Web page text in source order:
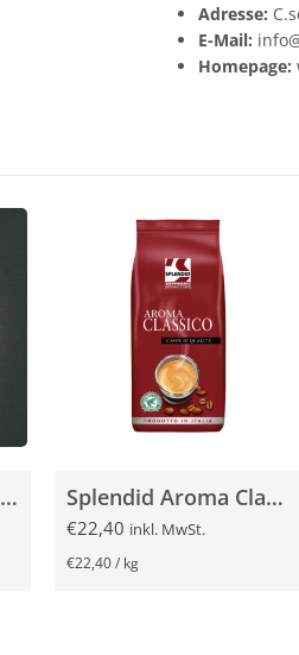
Adresse:
E-Mail:
Homepage:
Nestlé Gloria Magermilchpulver 500g Splendid Aroma Classico 1000g
€22,40 inkl. MwSt.
€22,40/ kg